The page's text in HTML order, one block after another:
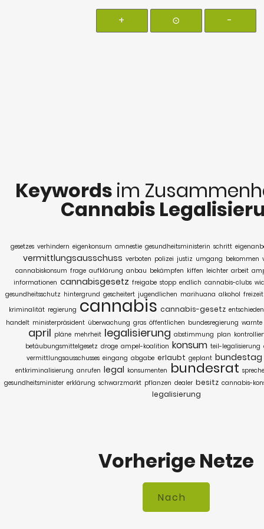
+ ⊙ -
Keywords im
Cannabis
gesetzes verhindern eigenkonsum amnestie gesundheitsministerin schritt
vermittlungsausschuss verboten polizei justiz umgang bekommen
cannabiskonsum frage aufklärung anbau bekämpfen kiffen leichter arbeit
informationen cannabisgesetz freigabe stopp endlich cannabis-clubs
gesundheitsschutz hintergrund gescheitert jugendlichen marihuana alkohol
kriminalität regierung cannabis cannabis-gesetz entschieden
handelt ministerpräsident überwachung gras öffentlichen bundesregierung warnte
april pläne mehrheit legalisierung abstimmung plan
betäubungsmittelgesetz droge ampel-koalition konsum teil-legalisierung
vermittlungsausschusses eingang abgabe erlaubt geplant bundestag
entkriminalisierung anrufen legal konsumenten bundesrat
gesundheitsminister erklärung schwarzmarkt pflanzen dealer besitz cannabis-
legalisierung
Vorherige Netze